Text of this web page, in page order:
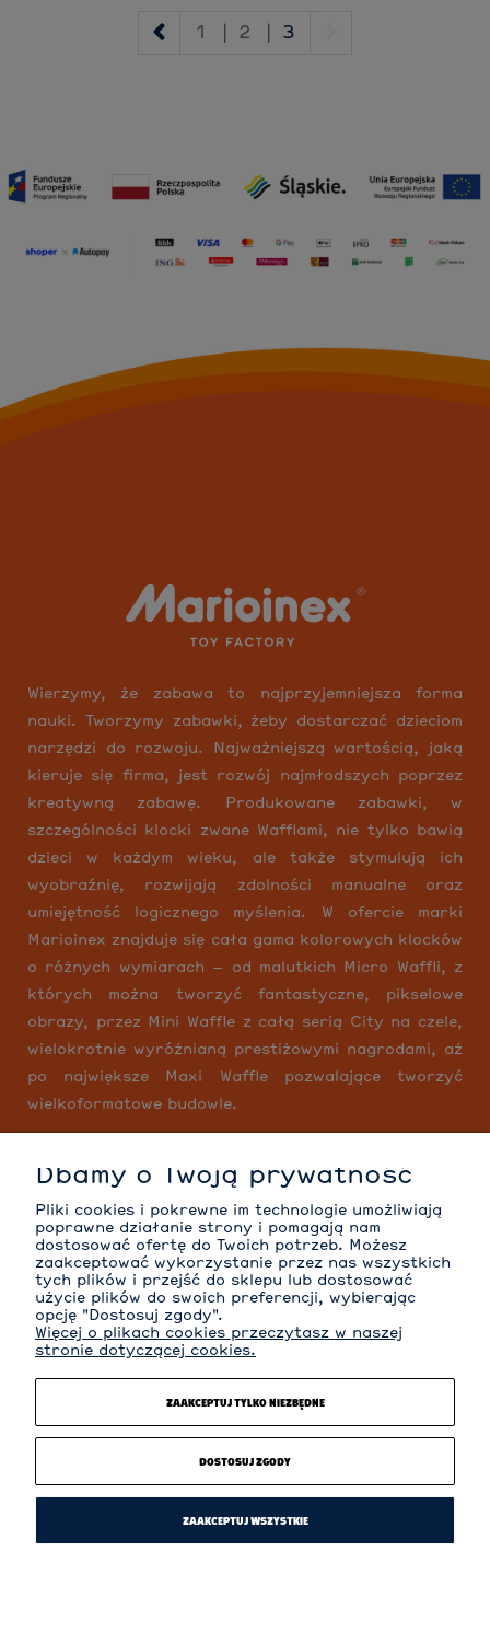
1 2 3
Wierzymy, że zabawa to najprzyjemniejsza forma
nauki. Tworzymy zabawki, żeby dostarczać dzieciom
narzędzi do rozwoju. Najważniejszą wartością, jaką
kieruje się firma, jest rozwój najmłodszych poprzez
kreatywną zabawę. Produkowane zabawki, w
szczególności klocki zwane Wafflami, nie tylko bawią
dzieci w każdym wieku, ale także stymulują ich
wyobraźnię, rozwijają zdolności manualne oraz
umiejętność logicznego myślenia. W ofercie marki
Marioinex znajduje się cała gama kolorowych klocków
o różnych wymiarach – od malutkich Micro Waffli, z
których można tworzyć fantastyczne, pikselowe
obrazy, przez Mini Waffle z całą serią City na czele,
wielokrotnie wyróżnianą prestiżowymi nagrodami, aż
po największe Maxi Waffle pozwalające tworzyć
wielkoformatowe budowle.
MOJE KONTO
INFORMACJE
Dbamy o Twoją prywatność
Pliki cookies i pokrewne im technologie umożliwiają
poprawne działanie strony i pomagają nam
dostosować ofertę do Twoich potrzeb. Możesz
zaakceptować wykorzystanie przez nas wszystkich
tych plików i przejść do sklepu lub dostosować
użycie plików do swoich preferencji, wybierając
opcję "Dostosuj zgody".
Więcej o plikach cookies przeczytasz w naszej
stronie dotyczącej cookies.
ZAAKCEPTUJ TYLKO NIEZBĘDNE
DOSTOSUJ ZGODY
ZAAKCEPTUJ WSZYSTKIE